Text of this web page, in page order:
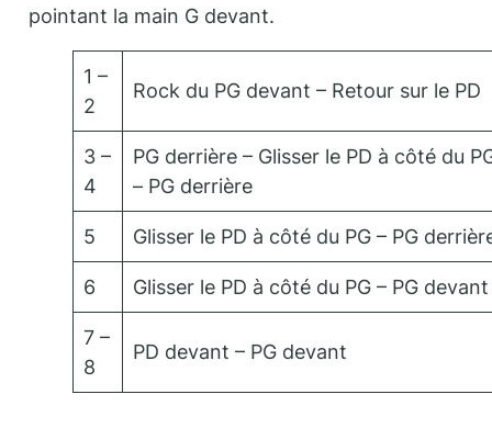
pointant la main G devant.
1 –
2
Rock du PG devant – Retour sur le PD
3 –
4
PG derrière – Glisser le PD à côté du
– PG derrière
5 Glisser le PD à côté du PG – PG
6 Glisser le PD à côté du PG – PG devant
7 –
8
PD devant – PG devant